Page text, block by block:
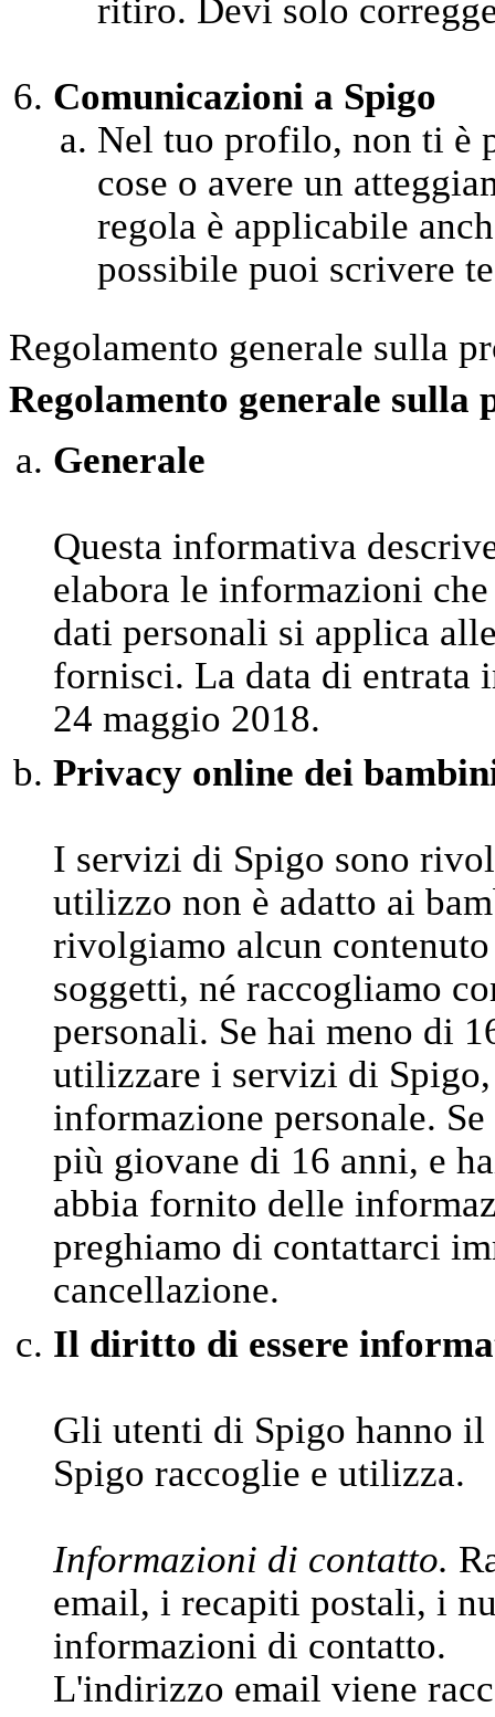
ritiro. Devi solo
Comunicazioni a Spigo
Nel tuo profilo, non ti è
cose o avere un
regola è applicabile
possibile puoi scrivere
Regolamento generale sulla
Regolamento generale sulla
Generale
Questa informativa
elabora le informazioni
dati personali si applica
fornisci. La data di entrata
24 maggio 2018.
Privacy online dei
I servizi di Spigo sono
utilizzo non è adatto ai
rivolgiamo alcun
soggetti, né raccogliamo
personali. Se hai meno di
utilizzare i servizi di
informazione personale.
più giovane di 16 anni, e
abbia fornito delle
preghiamo di contattarci
cancellazione.
Il diritto di essere
Gli utenti di Spigo hanno il
Spigo raccoglie e utilizza.
Informazioni di contatto.
email, i recapiti postali, i
informazioni di contatto.
L'indirizzo email viene